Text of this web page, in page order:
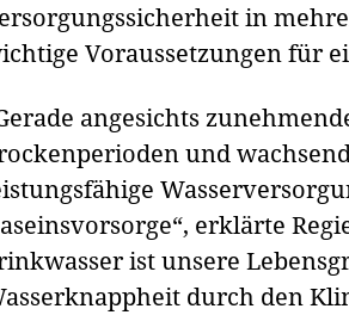
in
Voraussetzungen für
angesichts
und
erklärte
ist unsere
durch den